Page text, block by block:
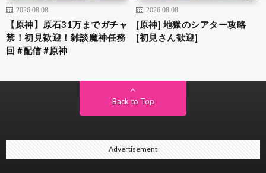
2026.08.08
【原神】原石31万までガチャ
禁！初見歓迎！雑談魔神任務
回 #配信 #原神
2026.08.08
[原神] 地獄のシアター攻略
[初見さん歓迎]
Back to Top
Advertisement